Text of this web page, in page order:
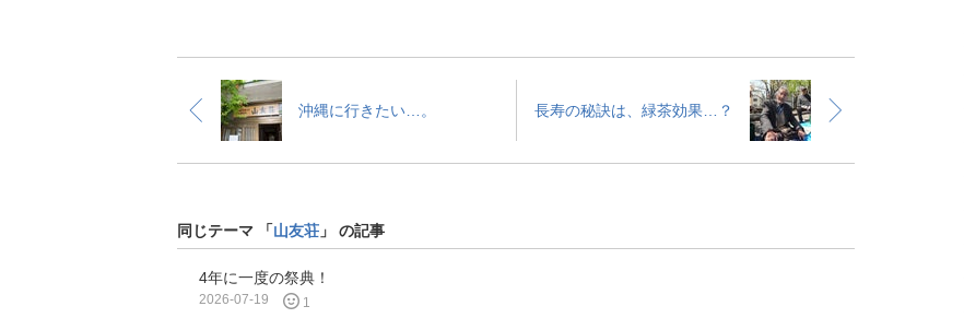
沖縄に行きたい…。 長寿の秘訣は、緑茶効果…？
同じテーマ 「山友荘 」 の記事
4年に一度の祭典！
2026-07-19 1